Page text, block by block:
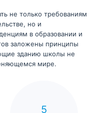
не только требованиям
но и
в образовании и
заложены принципы
зданию школы не
мире.
5